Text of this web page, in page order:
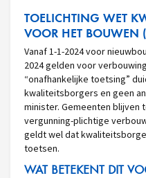
TOELICHTING WET
VOOR HET BOUWEN
Vanaf 1-1-2024 voor
2024 gelden voor
“onafhankelijke toetsing”
kwaliteitsborgers en geen
minister. Gemeenten blijven
vergunning-plichtige
geldt wel dat
toetsen.
WAT BETEKENT DIT